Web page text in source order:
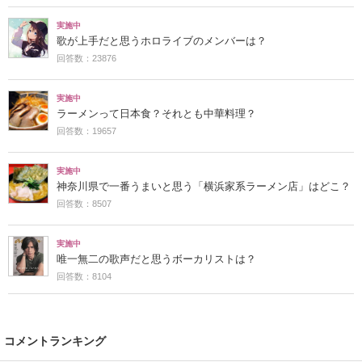
実施中
歌が上手だと思うホロライブのメンバーは？
回答数：23876
実施中
ラーメンって日本食？それとも中華料理？
回答数：19657
実施中
神奈川県で一番うまいと思う「横浜家系ラーメン店」はどこ？
回答数：8507
実施中
唯一無二の歌声だと思うボーカリストは？
回答数：8104
コメントランキング